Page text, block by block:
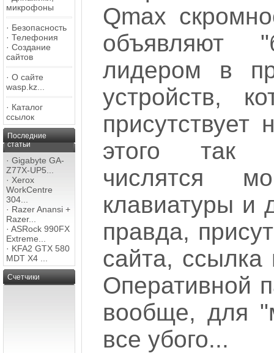
микрофоны
· Безопасность
· Телефония
· Создание
сайтов
· О сайте
wasp.kz...
· Каталог
ссылок
Последние
статьи
· Gigabyte GA-
Z77X-UP5...
· Xerox
WorkCentre
304...
· Razer Anansi +
Razer...
· ASRock 990FX
Extreme...
· KFA2 GTX 580
MDT X4 ...
Счетчики
Qmax
объявляют
лидером в
устройств,
этого так
числятся
клавиатуры и
правда,
сайта, ссылка
Оперативной
вообще, для
все убого...